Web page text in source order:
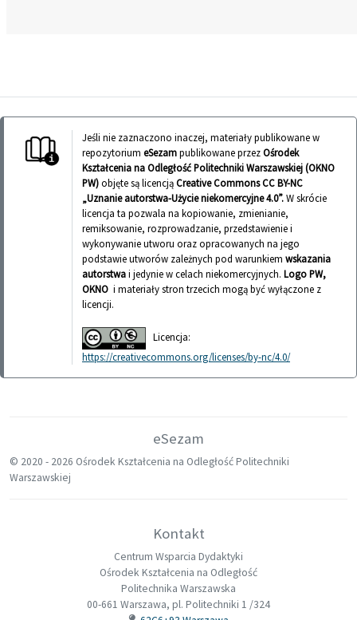
Jeśli nie zaznaczono inaczej, materiały publikowane w
repozytorium eSezampublikowane przezOśrodek
Kształcenia na Odległość Politechniki Warszawskiej (OKNO
PW)objęte są licencjąCreative Commons CC BY-NC
„Uznanie autorstwa-Użycie niekomercyjne 4.0”.W skrócie
licencja ta pozwala na kopiowanie, zmienianie,
remiksowanie, rozprowadzanie, przedstawienie i
wykonywanie utworu oraz opracowanych na jego
podstawie utworów zależnych pod warunkiem wskazania
autorstwai jedynie w celach niekomercyjnych. Logo PW,
OKNO i materiały stron trzecich mogą być wyłączone z
licencji.
Licencja:
https://creativecommons.org/licenses/by-nc/4.0/
eSezam
© 2020 - 2026 Ośrodek Kształcenia na Odległość Politechniki
Warszawskiej
Kontakt
Centrum Wsparcia Dydaktyki
Ośrodek Kształcenia na Odległość
Politechnika Warszawska
00-661 Warszawa, pl. Politechniki 1 /324